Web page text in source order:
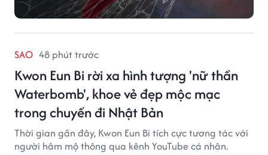
SAO 48 phút trước
Kwon Eun Bi rời xa hình tượng 'nữ thần
Waterbomb', khoe vẻ đẹp mộc mạc
trong chuyến đi Nhật Bản
Thời gian gần đây, Kwon Eun Bi tích cực tương tác với
người hâm mộ thông qua kênh YouTube cá nhân.